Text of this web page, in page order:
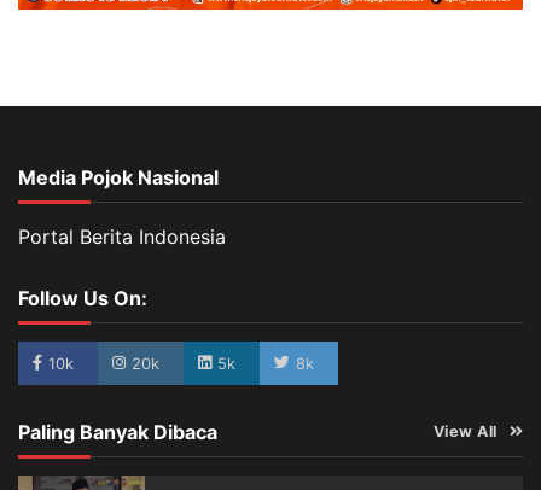
Media Pojok Nasional
Portal Berita Indonesia
Follow Us On:
10k 20k 5k 8k
Paling Banyak Dibaca View All